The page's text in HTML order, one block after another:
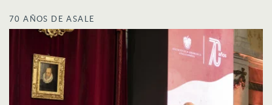
70 AÑOS DE ASALE